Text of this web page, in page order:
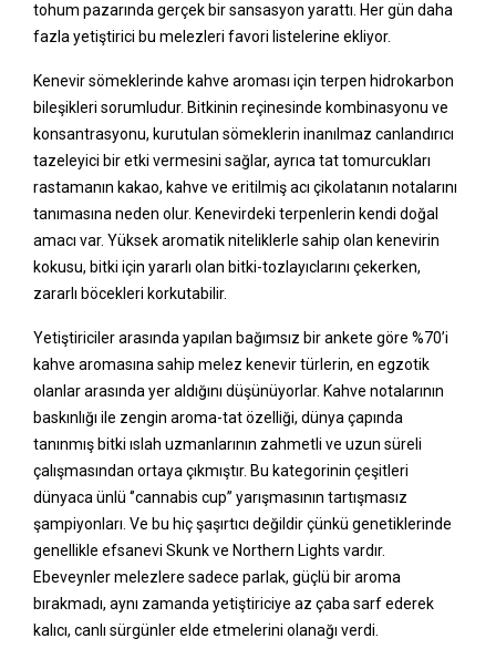
tohum pazarında gerçek bir sansasyon yarattı. Her gün daha
fazla yetiştirici bu melezleri favori listelerine ekliyor.
Kenevir sömeklerinde kahve aroması için terpen hidrokarbon
bileşikleri sorumludur. Bitkinin reçinesinde kombinasyonu ve
konsantrasyonu, kurutulan sömeklerin inanılmaz canlandırıcı
tazeleyici bir etki vermesini sağlar, ayrıca tat tomurcukları
rastamanın kakao, kahve ve eritilmiş acı çikolatanın notalarını
tanımasına neden olur. Kenevirdeki terpenlerin kendi doğal
amacı var. Yüksek aromatik niteliklerle sahip olan kenevirin
kokusu, bitki için yararlı olan bitki-tozlayıclarını çekerken,
zararlı böcekleri korkutabilir.
Yetiştiriciler arasında yapılan bağımsız bir ankete göre %70’i
kahve aromasına sahip melez kenevir türlerin, en egzotik
olanlar arasında yer aldığını düşünüyorlar. Kahve notalarının
baskınlığı ile zengin aroma-tat özelliği, dünya çapında
tanınmış bitki ıslah uzmanlarının zahmetli ve uzun süreli
çalışmasından ortaya çıkmıştır. Bu kategorinin çeşitleri
dünyaca ünlü ‘’cannabis cup’’ yarışmasının tartışmasız
şampiyonları. Ve bu hiç şaşırtıcı değildir çünkü genetiklerinde
genellikle efsanevi Skunk ve Northern Lights vardır.
Ebeveynler melezlere sadece parlak, güçlü bir aroma
bırakmadı, aynı zamanda yetiştiriciye az çaba sarf ederek
kalıcı, canlı sürgünler elde etmelerini olanağı verdi.